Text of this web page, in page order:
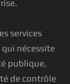
services
nécessite
publique,
de contrôle